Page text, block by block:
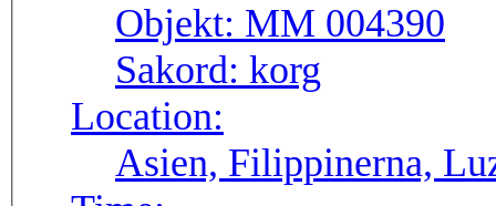
Objekt: MM 004390
Sakord: korg
Location:
Asien, Filippinerna,